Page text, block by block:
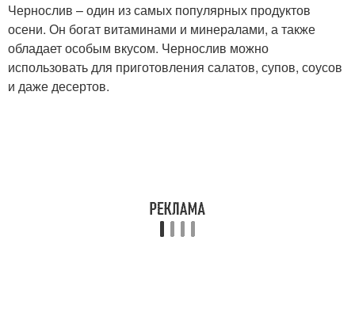
Чернослив – один из самых популярных продуктов
осени. Он богат витаминами и минералами, а также
обладает особым вкусом. Чернослив можно
использовать для приготовления салатов, супов, соусов
и даже десертов.